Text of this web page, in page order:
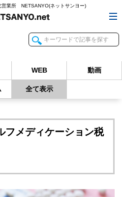
営業所 NETSANYO(ネットサンヨー)
WEB 動画
全て表示
フメディケーション税